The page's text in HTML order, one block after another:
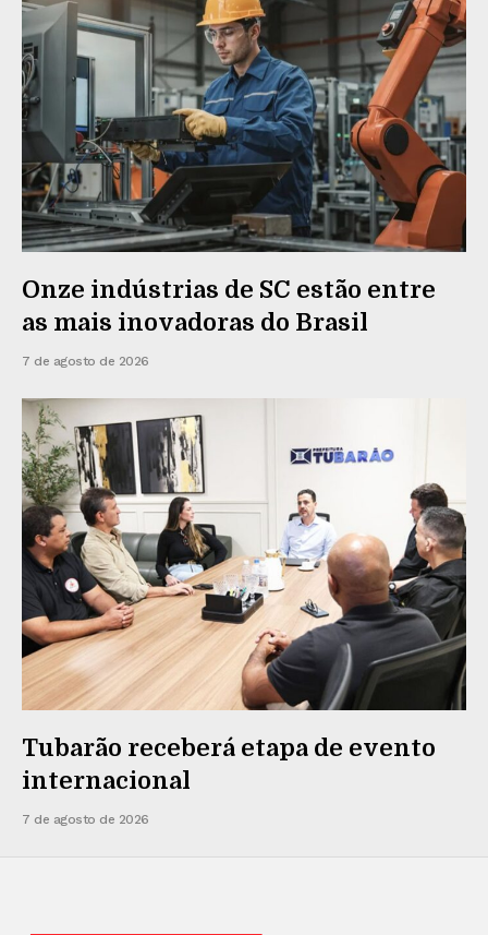
Onze indústrias de SC estão entre
as mais inovadoras do Brasil
7 de agosto de 2026
Tubarão receberá etapa de evento
internacional
7 de agosto de 2026